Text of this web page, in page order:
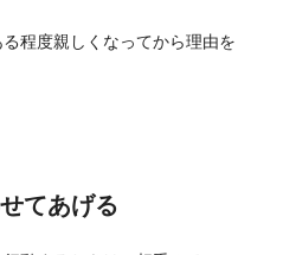
程度親しくなってから理由を
てあげる